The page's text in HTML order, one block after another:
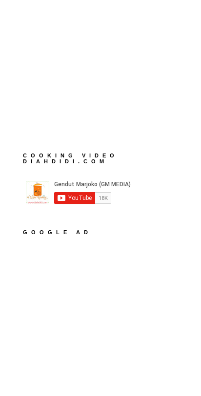
COOKING VIDEO
DIAHDIDI.COM
GOOGLE AD